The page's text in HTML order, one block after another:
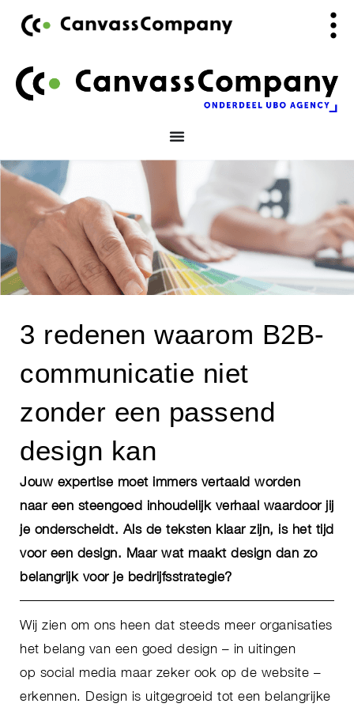
inhoud
naar
inhoud
3 redenen waarom B2B-
communicatie niet
zonder een passend
design kan
Jouw expertise moet immers vertaald worden
naar een steengoed inhoudelijk verhaal waardoor jij
je onderscheidt. Als de teksten klaar zijn, is het tijd
voor een design. Maar wat maakt design dan zo
belangrijk voor je bedrijfsstrategie?
Wij zien om ons heen dat steeds meer organisaties
het belang van een goed design – in uitingen
op social media maar zeker ook op de website –
erkennen. Design is uitgegroeid tot een belangrijke